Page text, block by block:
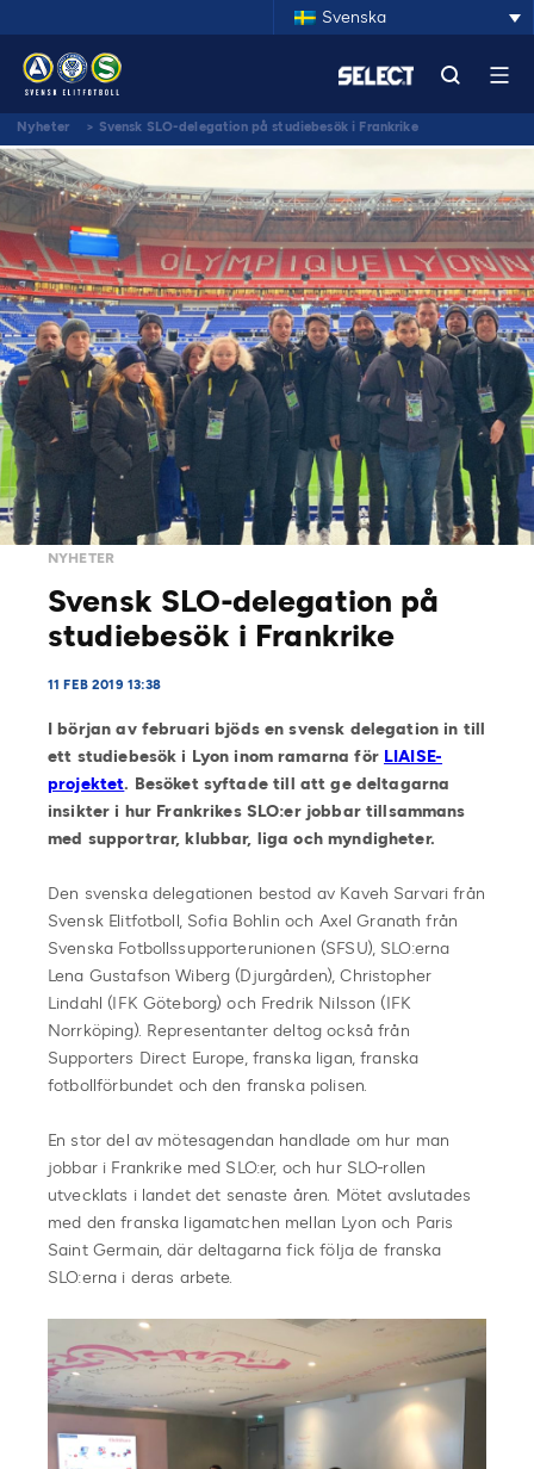
Svenska
Nyheter > Svensk SLO-delegation på studiebesök i Frankrike
NYHETER
Svensk SLO-delegation på
studiebesök i Frankrike
11 FEB 2019 13:38
I början av februari bjöds en svensk delegation in till
ett studiebesök i Lyon inom ramarna för LIAISE-
projektet. Besöket syftade till att ge deltagarna
insikter i hur Frankrikes SLO:er jobbar tillsammans
med supportrar, klubbar, liga och myndigheter.
Den svenska delegationen bestod av Kaveh Sarvari från
Svensk Elitfotboll, Sofia Bohlin och Axel Granath från
Svenska Fotbollssupporterunionen (SFSU), SLO:erna
Lena Gustafson Wiberg (Djurgården), Christopher
Lindahl (IFK Göteborg) och Fredrik Nilsson (IFK
Norrköping). Representanter deltog också från
Supporters Direct Europe, franska ligan, franska
fotbollförbundet och den franska polisen.
En stor del av mötesagendan handlade om hur man
jobbar i Frankrike med SLO:er, och hur SLO-rollen
utvecklats i landet det senaste åren. Mötet avslutades
med den franska ligamatchen mellan Lyon och Paris
Saint Germain, där deltagarna fick följa de franska
SLO:erna i deras arbete.